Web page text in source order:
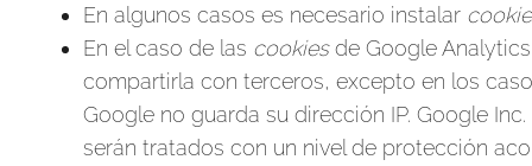
En algunos casos es necesario instalar
En el caso de las cookiesde Google
compartirla con terceros, excepto en los
Google no guarda su dirección IP. Google
serán tratados con un nivel de protección